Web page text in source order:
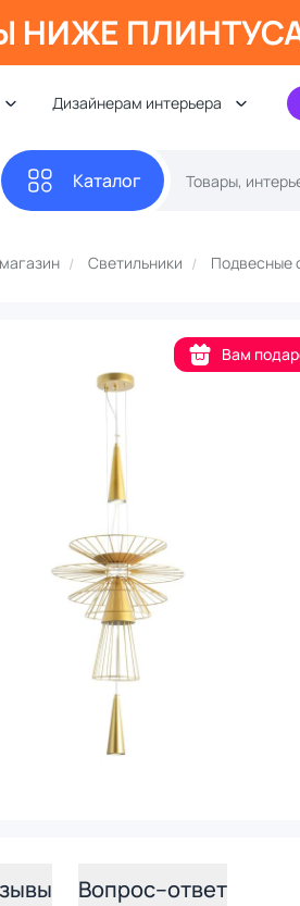
НИЖЕ
Дизайнерам интерьера
Каталог
Светильники Подвесные
Вам
Вопрос–ответ